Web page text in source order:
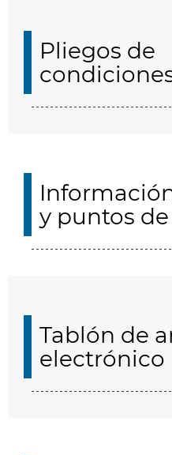
Pliegos de
y puntos
Tablón de
electrónico